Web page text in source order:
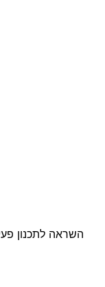
השראה לתכנון